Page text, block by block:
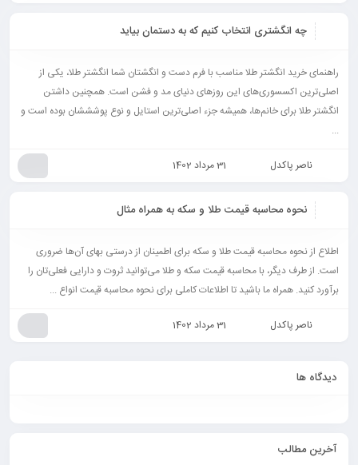
چه انگشتری انتخاب کنیم که به دستمان بیاید
راهنمای خرید انگشتر طلا مناسب با فرم دست و انگشتان شما انگشتر طلا، یکی از
اصلی‌ترین اکسسوری‌های این روزهای دنیای مد و فشن است. همچنین داشتن
انگشتر طلا برای خانم‌ها، همیشه جزء اصلی‌ترین استایل و نوع پوشششان بوده‌ است و
...
ناصر پاکدل 31 مرداد 1402
نحوه محاسبه قیمت طلا و سکه به همراه مثال
اطلاع از نحوه محاسبه قیمت طلا و سکه برای اطمینان از درستی بهای آن‌ها ضروری
است. از طرف دیگر، با محاسبه قیمت سکه و طلا می‌توانید ثروت و دارایی فعلی‌تان را
برآورد کنید. همراه ما باشید تا اطلاعات کاملی برای نحوه محاسبه قیمت انواع ...
ناصر پاکدل 31 مرداد 1402
دیدگاه ها
آخرین مطالب